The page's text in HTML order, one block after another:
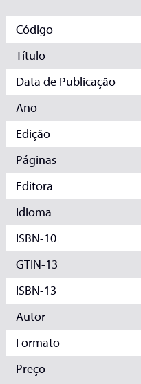
Código
Título
Data de Publicação
Ano
Edição
Páginas
Editora
Idioma
ISBN-10
GTIN-13
ISBN-13
Autor
Formato
Preço